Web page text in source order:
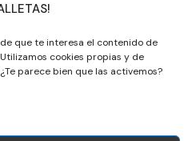
que te interesa el contenido de
cookies propias y de
parece bien que las activemos?
la newsletter